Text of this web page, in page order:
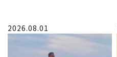
2026.08.01